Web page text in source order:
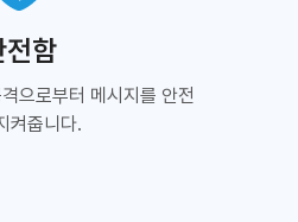
전함
으로부터 메시지를 안전
켜줍니다.